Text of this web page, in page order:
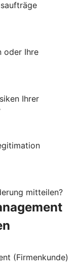
oder Ihre
Ihrer
mitteilen?
(Firmenkunde)